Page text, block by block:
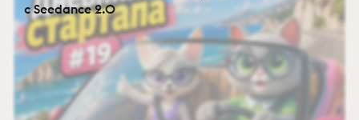
с Seedance 2.0